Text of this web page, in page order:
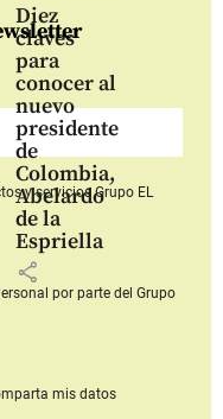
Diez
claves
para
conocer al
nuevo
presidente
de
Colombia,
Abelardo
de la
Espriella
share
y serviciosGrupo EL
por parte del Grupo
mis datos